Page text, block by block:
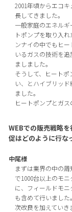
2001年頃からエコ
長してきました。
一般家庭のエネル
トポンプを取り入
ンナイの中でもヒ
いるガスの技術を
ましました。
そうして、ヒート
い、とハイブリッ
ました。
ヒートポンプとガス
WEBでの販売戦略
促はどのように行な
中尾様
まずは業界の中の
で1000台以上のモ
に、フィールドモ
も含めて行いまし
次改良を加えていき